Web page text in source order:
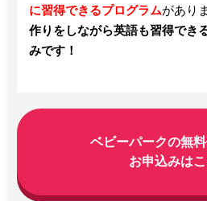
に習得できるプログラムがあり
作りをしながら英語も習得でき
みです！
ベビーパークの無
お申込みは